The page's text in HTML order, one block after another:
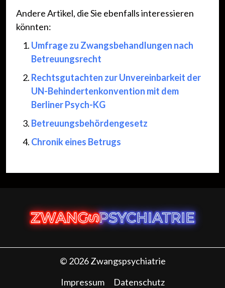
Andere Artikel, die Sie ebenfalls interessieren
könnten:
Umfrage zu Zwangsbehandlungen nach
Betreuungsrecht
Rechtsgutachten zur Unvereinbarkeit der
UN-Behindertenkonvention mit dem
Berliner Psych-KG
Betreuungsbehördengesetz
Chronik eines Betrugs
© 2026 Zwangspsychiatrie
Impressum
Datenschutz